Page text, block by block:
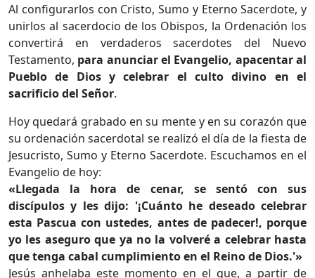
Al configurarlos con Cristo, Sumo y Eterno Sacerdote, y
unirlos al sacerdocio de los Obispos, la Ordenación los
convertirá en verdaderos sacerdotes del Nuevo
Testamento, para anunciar el Evangelio, apacentar al
Pueblo de Dios y celebrar el culto divino en el
sacrificio del Señor.
Hoy quedará grabado en su mente y en su corazón que
su ordenación sacerdotal se realizó el día de la fiesta de
Jesucristo, Sumo y Eterno Sacerdote. Escuchamos en el
Evangelio de hoy:
«Llegada la hora de cenar, se sentó con sus
discípulos y les dijo: '¡Cuánto he deseado celebrar
esta Pascua con ustedes, antes de padecer!, porque
yo les aseguro que ya no la volveré a celebrar hasta
que tenga cabal cumplimiento en el Reino de Dios.'»
Jesús anhelaba este momento en el que, a partir de